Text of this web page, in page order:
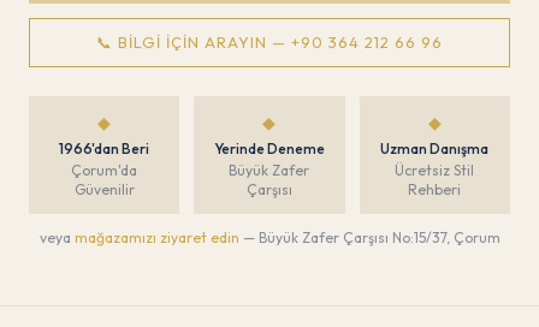
📞 BILGI İÇIN ARAYIN —+90 364 212 66 96
◆
1966'dan Beri
Çorum'da
Güvenilir
◆
Yerinde Deneme
Büyük Zafer
Çarşısı
◆
Uzman Danışma
Ücretsiz Stil
Rehberi
veya mağazamızı ziyaret edin — Büyük Zafer Çarşısı No:15/37, Çorum